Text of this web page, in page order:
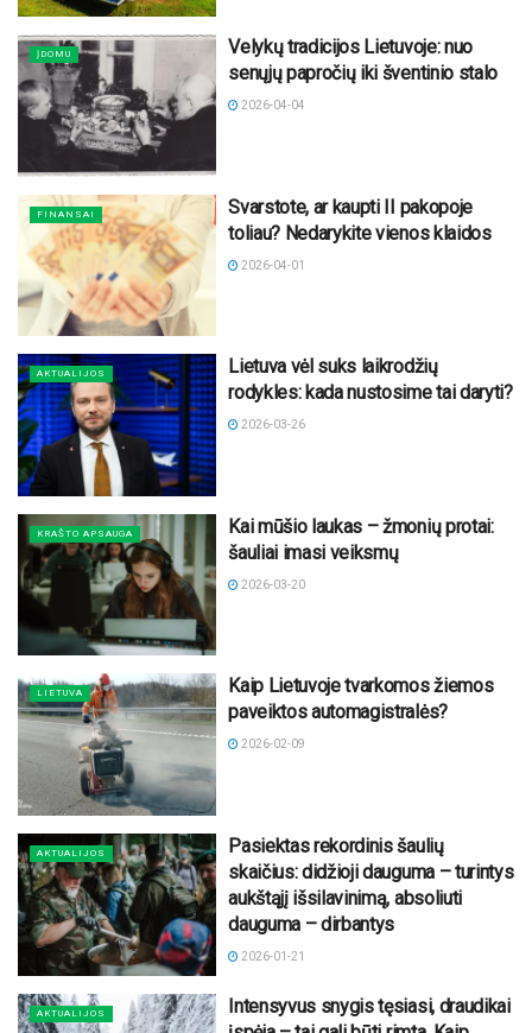
ĮDOMU
Velykų tradicijos Lietuvoje: nuo
senųjų papročių iki šventinio stalo
2026-04-04
FINANSAI
Svarstote, ar kaupti II pakopoje
toliau? Nedarykite vienos klaidos
2026-04-01
AKTUALIJOS
Lietuva vėl suks laikrodžių
rodykles: kada nustosime tai daryti?
2026-03-26
KRAŠTO APSAUGA
Kai mūšio laukas – žmonių protai:
šauliai imasi veiksmų
2026-03-20
LIETUVA
Kaip Lietuvoje tvarkomos žiemos
paveiktos automagistralės?
2026-02-09
AKTUALIJOS
Pasiektas rekordinis šaulių
skaičius: didžioji dauguma – turintys
aukštąjį išsilavinimą, absoliuti
dauguma – dirbantys
2026-01-21
AKTUALIJOS
Intensyvus snygis tęsiasi, draudikai